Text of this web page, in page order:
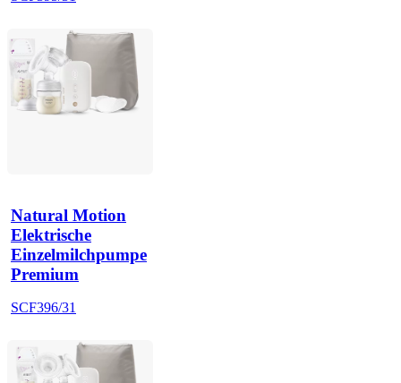
Natural Motion
Elektrische
Einzelmilchpumpe
Premium
SCF396/31